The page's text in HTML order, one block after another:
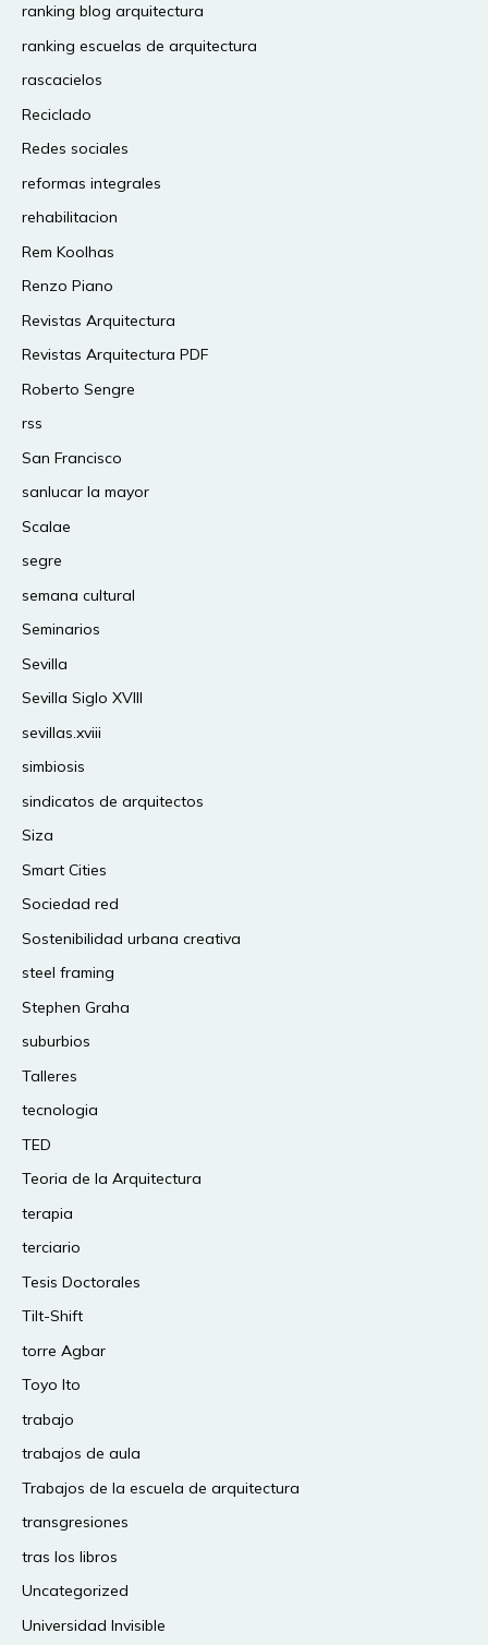
ranking blog arquitectura
ranking escuelas de arquitectura
rascacielos
Reciclado
Redes sociales
reformas integrales
rehabilitacion
Rem Koolhas
Renzo Piano
Revistas Arquitectura
Revistas Arquitectura PDF
Roberto Sengre
rss
San Francisco
sanlucar la mayor
Scalae
segre
semana cultural
Seminarios
Sevilla
Sevilla Siglo XVIII
sevillas.xviii
simbiosis
sindicatos de arquitectos
Siza
Smart Cities
Sociedad red
Sostenibilidad urbana creativa
steel framing
Stephen Graha
suburbios
Talleres
tecnologia
TED
Teoria de la Arquitectura
terapia
terciario
Tesis Doctorales
Tilt-Shift
torre Agbar
Toyo Ito
trabajo
trabajos de aula
Trabajos de la escuela de arquitectura
transgresiones
tras los libros
Uncategorized
Universidad Invisible